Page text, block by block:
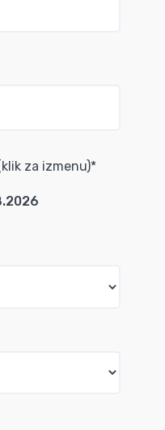
za izmenu)*